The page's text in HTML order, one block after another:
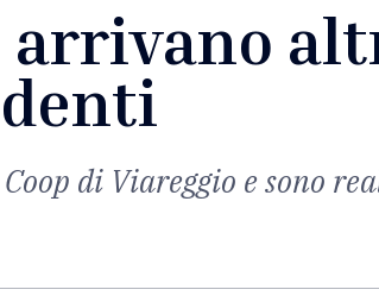
arrivano
di Viareggio e sono